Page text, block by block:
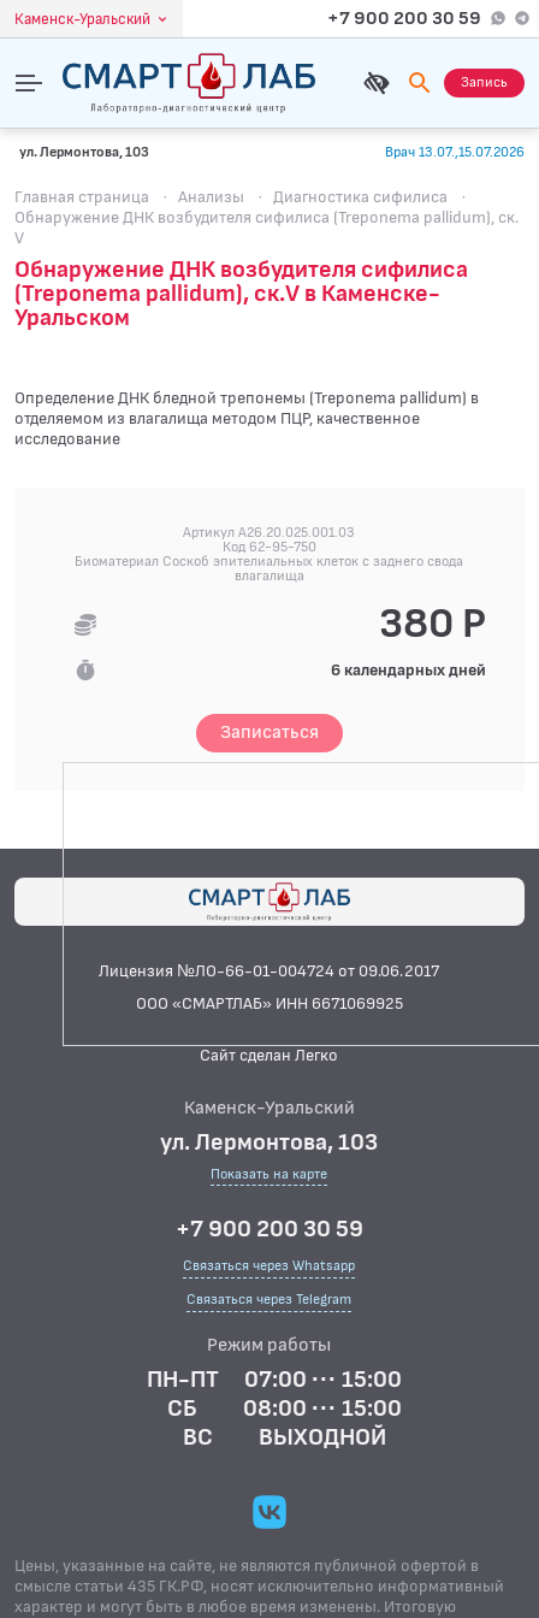
Каменск-Уральский +7 900 200 30 59
Запись
ул. Лермонтова, 103 Врач 13.07.,15.07.2026
Главная страница · Анализы · Диагностика сифилиса
·
Обнаружение ДНК возбудителя сифилиса (Treponema pallidum), ск.
V
Обнаружение ДНК возбудителя сифилиса
(Treponema pallidum), ск.V в Каменске-
Уральском
Определение ДНК бледной трепонемы (Treponema pallidum) в
отделяемом из влагалища методом ПЦР, качественное
исследование
Артикул A26.20.025.001.03
Код 62-95-750
Биоматериал Соскоб эпителиальных клеток с заднего свода
влагалища
380 Р
6 календарных дней
Записаться
Лицензия №ЛО-66-01-004724 от 09.06.2017
ООО «СМАРТЛАБ» ИНН 6671069925
Сайт сделан Легко
Каменск-Уральский
ул. Лермонтова, 103
Показать на карте
+7 900 200 30 59
Связаться через Whatsapp
Связаться через Telegram
Режим работы
ПН-ПТ
07:00 ··· 15:00
СБ
08:00 ··· 15:00
ВС
ВЫХОДНОЙ
Цены, указанные на сайте, не являются публичной офертой в
смысле статьи 435 ГК.РФ, носят исключительно информативный
характер и могут быть в любое время изменены. Итоговую